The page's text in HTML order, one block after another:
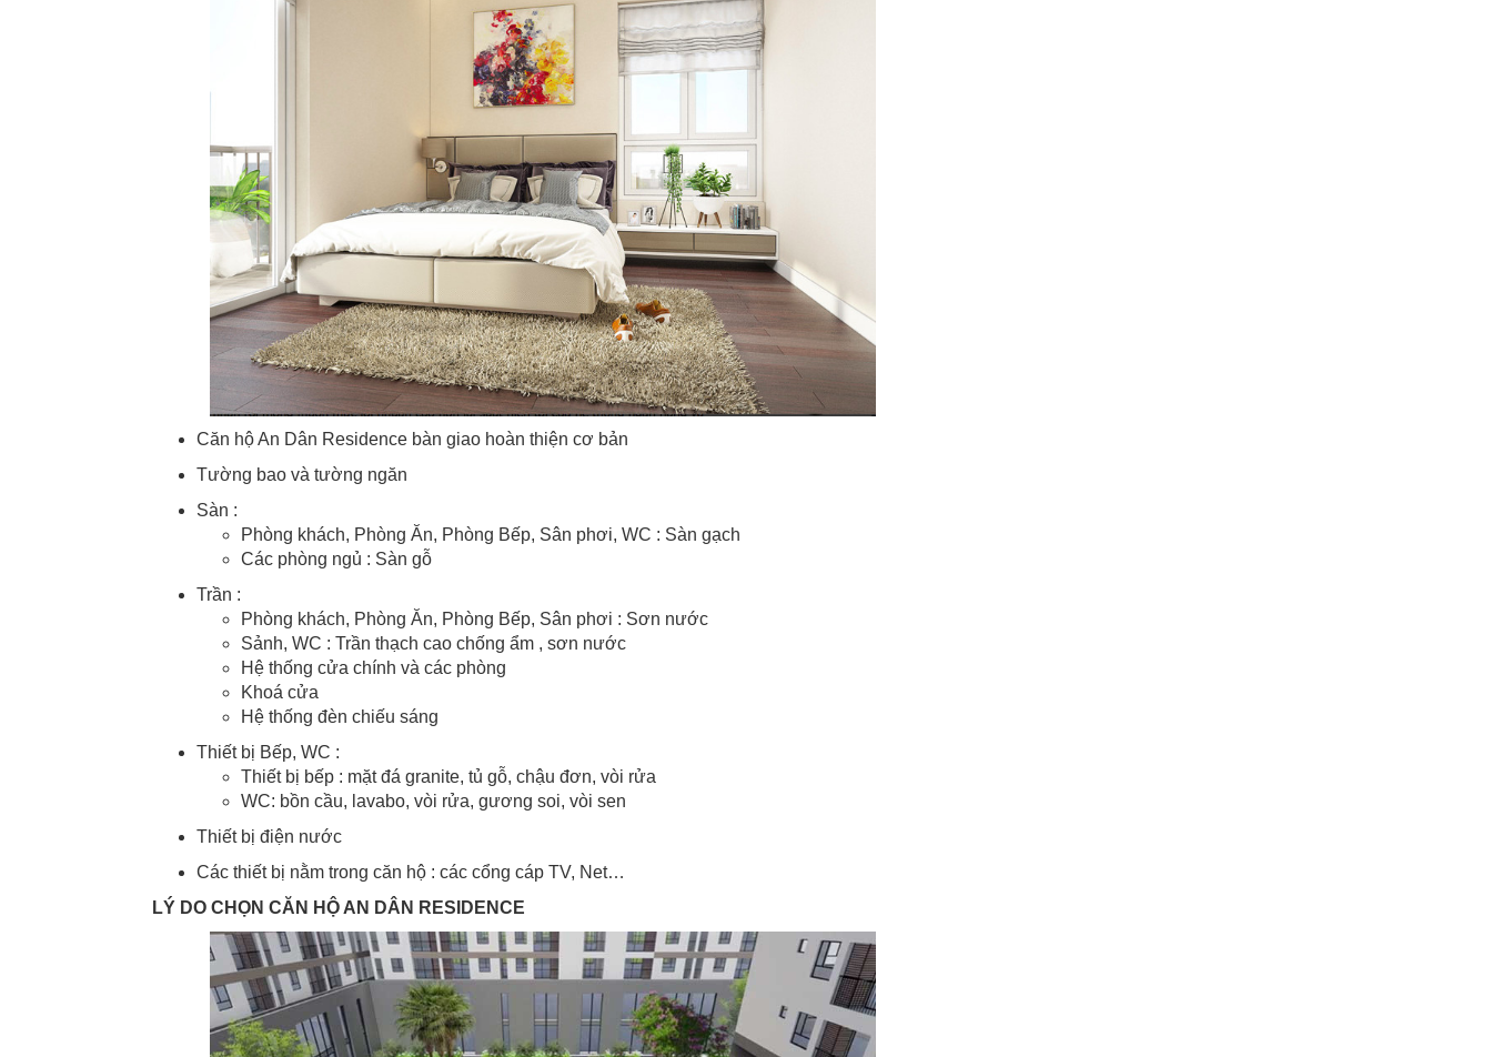
Căn hộ An Dân Residence bàn giao hoàn thiện cơ bản
Tường bao và tường ngăn
Sàn :
Phòng khách, Phòng Ăn, Phòng Bếp, Sân phơi, WC : Sàn gạch
Các phòng ngủ : Sàn gỗ
Trần :
Phòng khách, Phòng Ăn, Phòng Bếp, Sân phơi : Sơn nước
Sảnh, WC : Trần thạch cao chống ẩm , sơn nước
Hệ thống cửa chính và các phòng
Khoá cửa
Hệ thống đèn chiếu sáng
Thiết bị Bếp, WC :
Thiết bị bếp : mặt đá granite, tủ gỗ, chậu đơn, vòi rửa
WC: bồn cầu, lavabo, vòi rửa, gương soi, vòi sen
Thiết bị điện nước
Các thiết bị nằm trong căn hộ : các cổng cáp TV, Net…
LÝ DO CHỌN CĂN HỘ AN DÂN RESIDENCE